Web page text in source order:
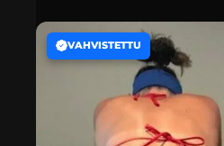
VAHVISTETTU